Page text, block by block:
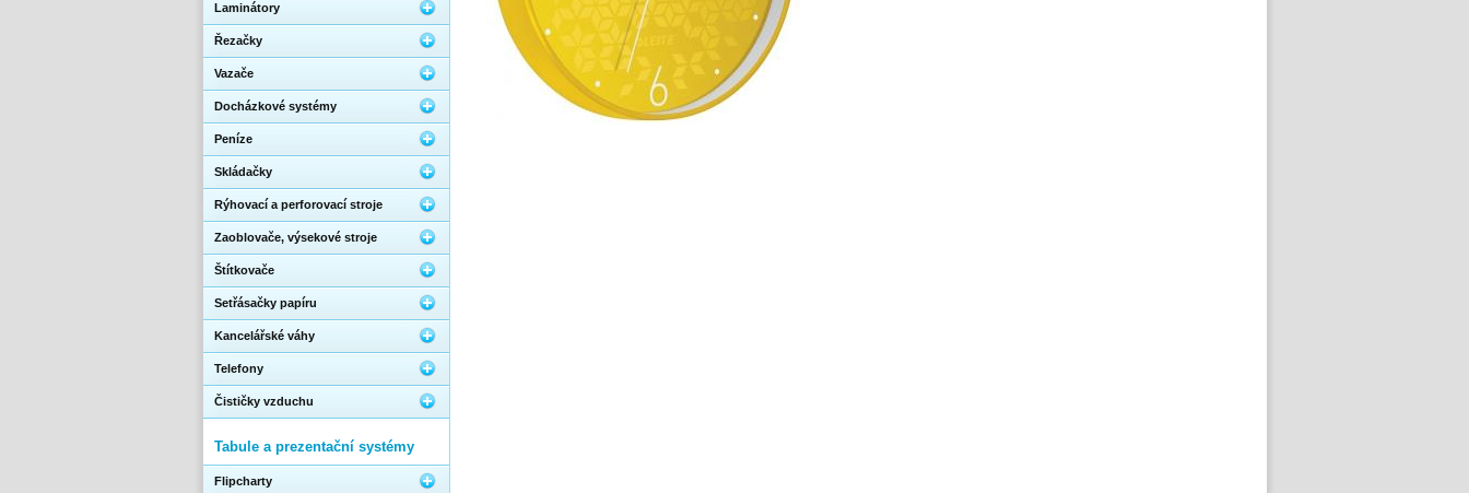
Laminátory
Řezačky
Vazače
Docházkové systémy
Peníze
Skládačky
Rýhovací a perforovací stroje
Zaoblovače, výsekové stroje
Štítkovače
Setřásačky papíru
Kancelářské váhy
Telefony
Čističky vzduchu
Tabule a prezentační systémy
Flipcharty